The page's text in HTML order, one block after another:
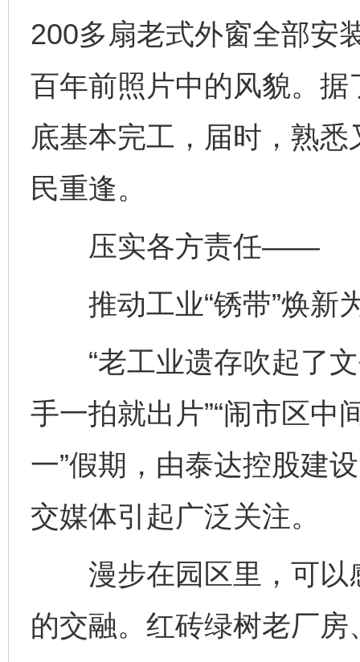
200多扇老式外窗全部安
百年前照片中的风貌。
底基本完工，届时，熟
民重逢。
压实各方责任——
推动工业“锈带”焕新为
“老工业遗存吹起了文
手一拍就出片”“闹市区
一”假期，由泰达控股建
交媒体引起广泛关注。
漫步在园区里，可以
的交融。红砖绿树老厂